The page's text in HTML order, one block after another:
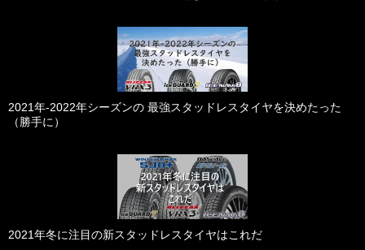
2021年-2022年シーズンの 最強スタッドレスタイヤを決めたった
（勝手に）
2021年冬に注目の新スタッドレスタイヤはこれだ